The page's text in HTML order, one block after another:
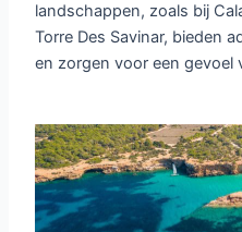
landschappen, zoals bij
Torre Des Savinar, bieden
en zorgen voor een gevoel